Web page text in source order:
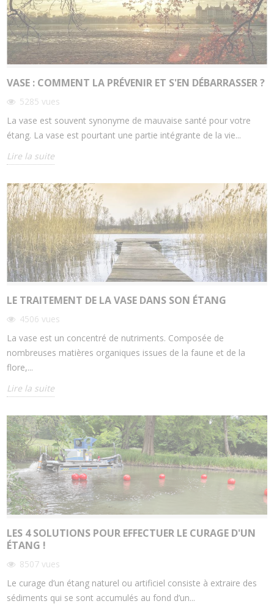
VASE : COMMENT LA PRÉVENIR ET S'EN DÉBARRASSER ?
5285vues
La vase est souvent synonyme de mauvaise santé pour votre
étang. La vase est pourtant une partie intégrante de la vie...
Lire la suite
LE TRAITEMENT DE LA VASE DANS SON ÉTANG
4506vues
La vase est un concentré de nutriments. Composée de
nombreuses matières organiques issues de la faune et de la
flore,...
Lire la suite
LES 4 SOLUTIONS POUR EFFECTUER LE CURAGE D'UN
ÉTANG !
8507vues
Le curage d’un étang naturel ou artificiel consiste à extraire des
sédiments qui se sont accumulés au fond d’un...